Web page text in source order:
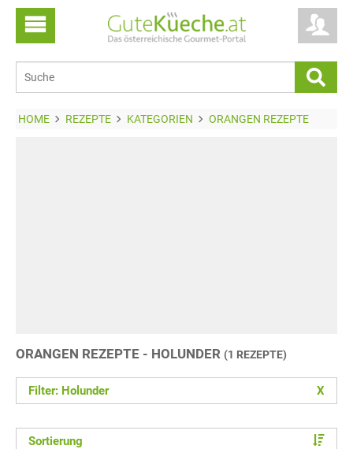
HOME REZEPTE KATEGORIEN ORANGEN REZEPTE
ORANGEN REZEPTE - HOLUNDER (1 REZEPTE)
Filter: Holunder X
Sortierung